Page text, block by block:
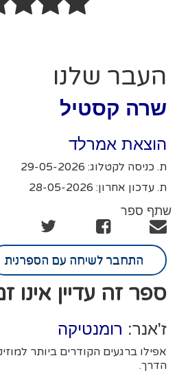
העבר שלנו
שרה קסטיל
הוצאת אמרלד
ת. כניסה לקטלוג: 29-05-2026
ת. עדכון אחרון: 28-05-2026
שתף ספר
התחבר לשיחה עם הספרנית
ספר זה עדיין אינו
ז'אנר: רומנטיקה
אפילו ברגעים הקודרים ביותר
הדרך.